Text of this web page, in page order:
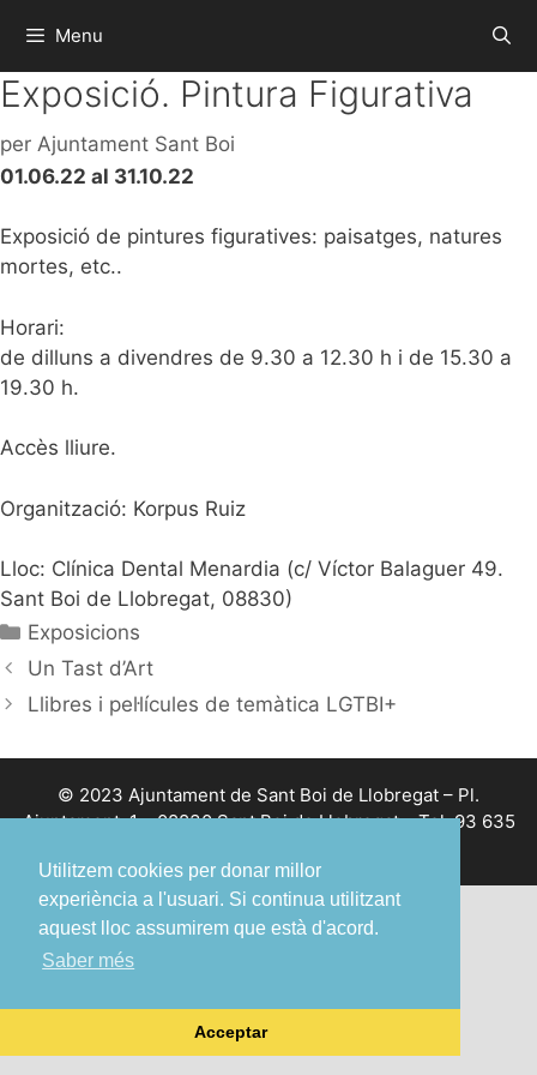
Utilitzem cookies per donar millor
experiència a l'usuari. Si continua utilitzant
aquest lloc assumirem que està d'acord.
Saber més
Acceptar
Menu
Exposició. Pintura Figurativa
per Ajuntament Sant Boi
01.06.22 al 31.10.22
Exposició de pintures figuratives: paisatges, natures
mortes, etc..
Horari:
de dilluns a divendres de 9.30 a 12.30 h i de 15.30 a
19.30 h.
Accès lliure.
Organització: Korpus Ruiz
Lloc: Clínica Dental Menardia (c/ Víctor Balaguer 49.
Sant Boi de Llobregat, 08830)
Categories
Exposicions
Un Tast d’Art
Llibres i pel·lícules de temàtica LGTBI+
© 2023 Ajuntament de Sant Boi de Llobregat – Pl.
Ajuntament, 1 – 08830 Sant Boi de Llobregat – Tel. 93 635